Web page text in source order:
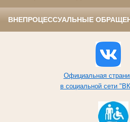
ВНЕПРОЦЕССУАЛЬНЫЕ
Официальная
в социальной сети